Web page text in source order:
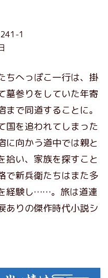
1
ちへっぽこ一行は、掛
墓参りをしていた年寄
で同道することに。
国を追われてしまった
に向かう道中では親と
拾い、家族を探すこと
で新兵衛たちはまた多
経験し……。旅は道連
ありの傑作時代小説シ